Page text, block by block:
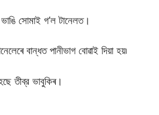
সোমাই গ’ল টানেলত।
বান্ধত পানীভাগ বোৱাই দিয়া হয়৷
তীব্র ভাবুকিৰ।